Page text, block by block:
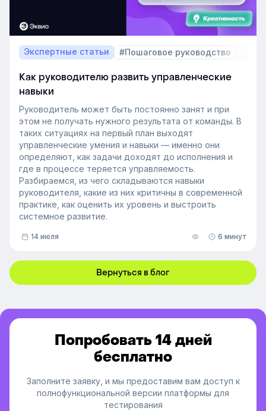
Экспертные статьи #Пошаговое руководство
Как руководителю развить управленческие
навыки
Руководитель может быть постоянно занят и при
этом не получать нужного результата от команды. В
таких ситуациях на первый план выходят
управленческие умения и навыки — именно они
определяют, как задачи доходят до исполнения и
где в процессе теряется управляемость.
Разбираемся, из чего складываются навыки
руководителя, какие из них критичны в современной
практике, как оценить их уровень и выстроить
системное развитие.
14 июля 6 минут
Вернуться в блог
Попробовать 14 дней
бесплатно
Заполните заявку, и мы предоставим вам доступ к
полнофункциональной версии платформы для
тестирования